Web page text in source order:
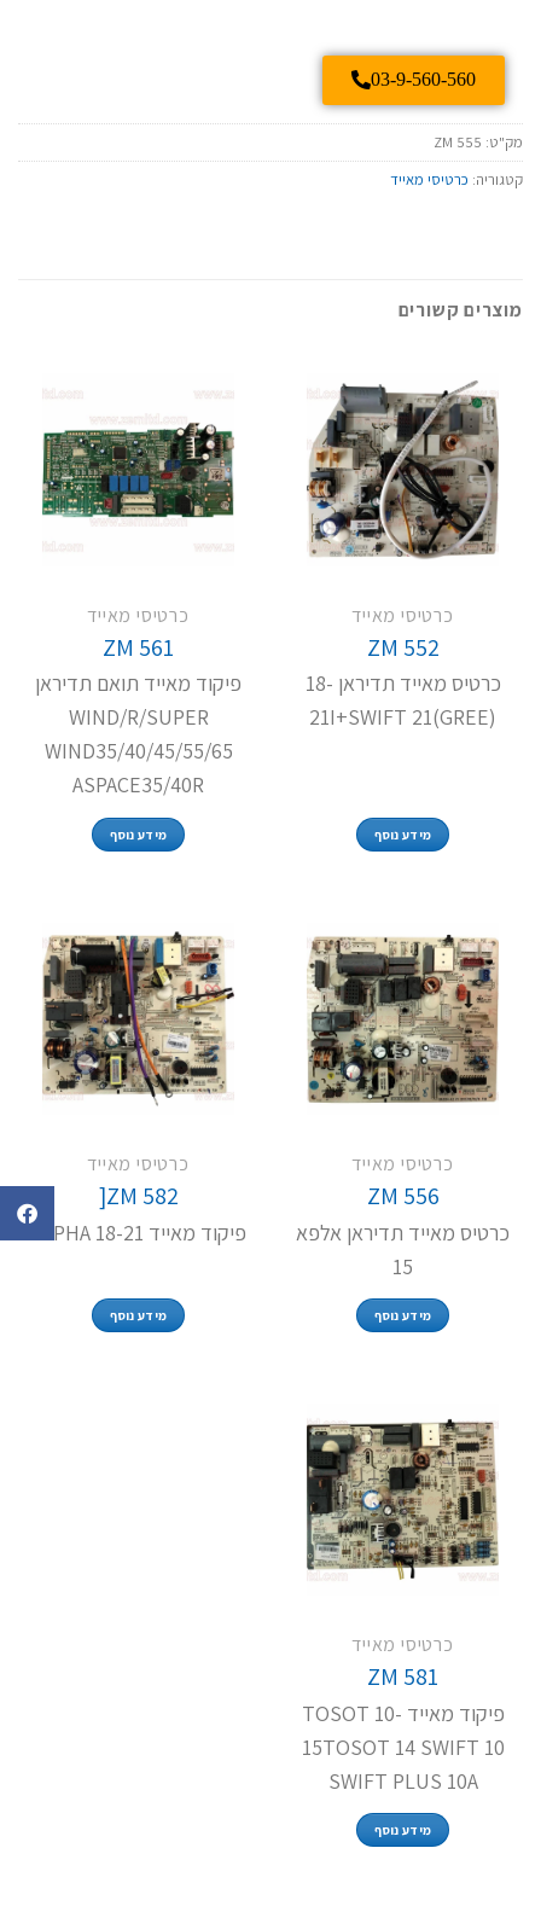
03-9-560-560
מק"ט: ZM 555
קטגוריה: כרטיסי מאייד
מוצרים קשורים
כרטיסי מאייד
ZM 552
כרטיס מאייד תדיראן 18-
21I+SWIFT 21(GREE)
מידע נוסף
כרטיסי מאייד
ZM 561
פיקוד מאייד תואם תדיראן
WIND/R/SUPER
WIND35/40/45/55/65
ASPACE35/40R
מידע נוסף
כרטיסי מאייד
ZM 556
כרטיס מאייד תדיראן אלפא
15
מידע נוסף
כרטיסי מאייד
ZM 582[
פיקוד מאייד ALPHA 18-21
מידע נוסף
כרטיסי מאייד
ZM 581
פיקוד מאייד TOSOT 10-
15TOSOT 14 SWIFT 10
SWIFT PLUS 10A
מידע נוסף